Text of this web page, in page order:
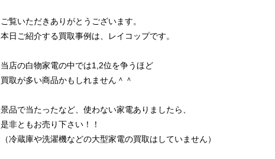
ご覧いただきありがとうございます。
本日ご紹介する買取事例は、レイコップです。
当店の白物家電の中では1,2位を争うほど
買取が多い商品かもしれません＾＾
景品で当たったなど、使わない家電ありましたら、
是非ともお売り下さい！！
（冷蔵庫や洗濯機などの大型家電の買取はしていません）